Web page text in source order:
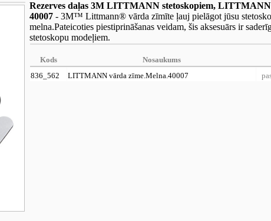
Rezerves daļas 3M LITTMANN stetoskopiem,
40007 - 3M™ Littmann® vārda zīmīte ļauj pielāgot jūsu
melna.Pateicoties piestiprināšanas veidam, šis aksesuārs ir
stetoskopu modeļiem.
Kods Nosaukums
836_562
LITTMANN vārda zīme.Melna.40007